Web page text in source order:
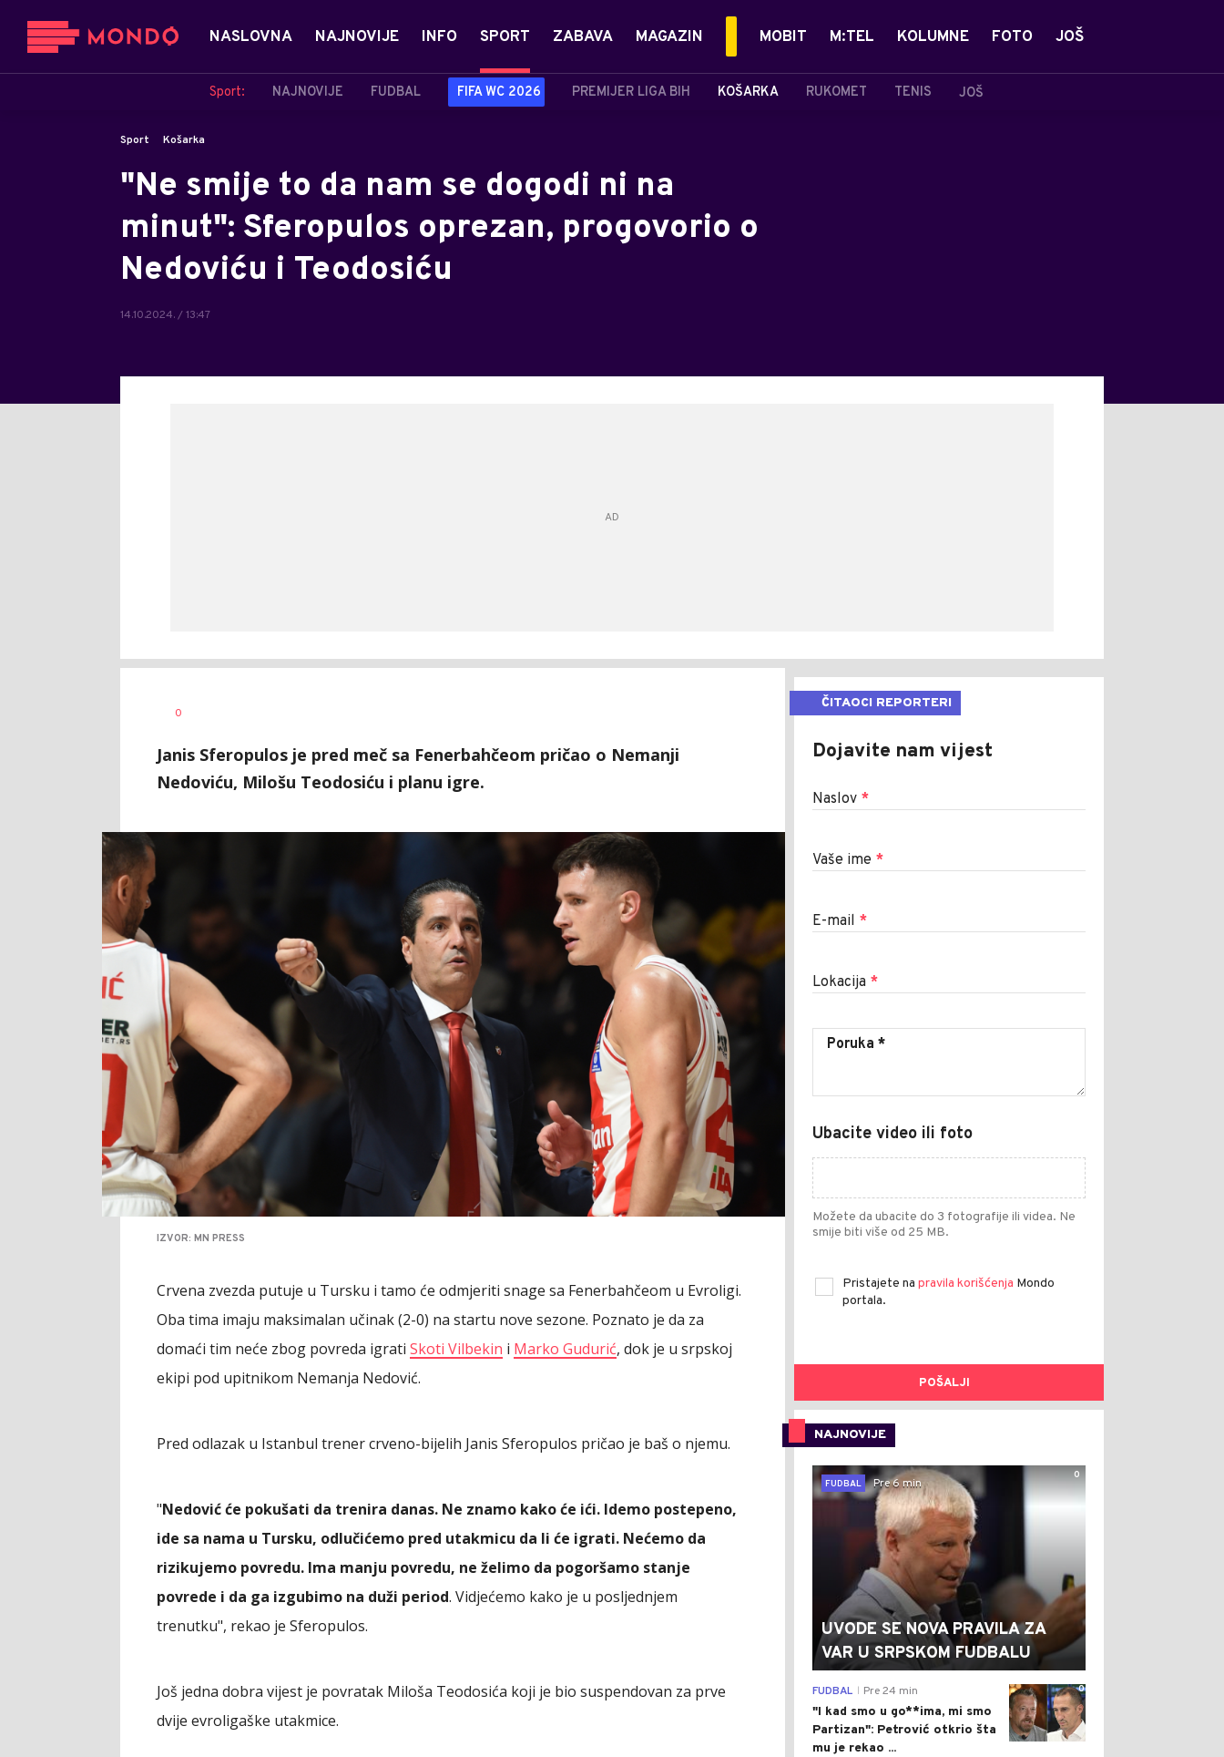
NASLOVNA NAJNOVIJE INFO SPORT
Sport: NAJNOVIJE FUDBAL FIFA WC 2026 PREMIJER LIGA BIH KOŠARKA RUKOMET TENIS JOŠ
ZABAVA MAGAZIN MOBIT M:TEL KOLUMNE FOTO JOŠ
Sport Košarka
"Ne smije to da nam se dogodi ni na
minut": Sferopulos oprezan, progovorio o
Nedoviću i Teodosiću
14.10.2024. / 13:47
AUTOR
0
Janis Sferopulos je pred meč sa Fenerbahčeom pričao o Nemanji
Nedoviću, Milošu Teodosiću i planu igre.
IZVOR: MN PRESS
Crvena zvezda putuje u Tursku i tamo će odmjeriti snage sa Fenerbahčeom u Evroligi.
Oba tima imaju maksimalan učinak (2-0) na startu nove sezone. Poznato je da za
domaći tim neće zbog povreda igrati Skoti Vilbekin i Marko Gudurić, dok je u srpskoj
ekipi pod upitnikom Nemanja Nedović.
Pred odlazak u Istanbul trener crveno-bijelih Janis Sferopulos pričao je baš o njemu.
"Nedović će pokušati da trenira danas. Ne znamo kako će ići. Idemo postepeno,
ide sa nama u Tursku, odlučićemo pred utakmicu da li će igrati. Nećemo da
rizikujemo povredu. Ima manju povredu, ne želimo da pogoršamo stanje
povrede i da ga izgubimo na duži period. Vidjećemo kako je u posljednjem
trenutku", rekao je Sferopulos.
Još jedna dobra vijest je povratak Miloša Teodosića koji je bio suspendovan za prve
dvije evroligaške utakmice.
ČITAOCI REPORTERI
Dojavite nam vijest
Naslov *
Vaše ime *
E-mail *
Lokacija *
Ubacite video ili foto
Možete da ubacite do 3 fotografije ili videa. Ne
smije biti više od 25 MB.
Pristajete na pravila korišćenja Mondo
portala.
POŠALJI
NAJNOVIJE
0
FUDBAL
Pre 6 min
UVODE SE NOVA PRAVILA ZA
VAR U SRPSKOM FUDBALU
0
FUDBAL Pre 24 min
"I kad smo u go**ima, mi smo
Partizan": Petrović otkrio šta
mu je rekao ...